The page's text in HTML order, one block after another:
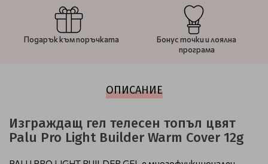
Подарък към поръчката
Бонус точки и лоялна
програма
ОПИСАНИЕ
Изграждащ гел телесен топъл цвят
Palu Pro Light Builder Warm Cover 12g